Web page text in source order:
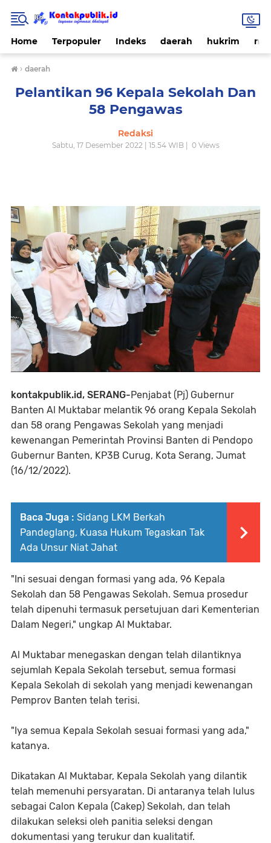
Home Terpopuler Indeks daerah hukrim
› daerah
Pelantikan 96 Kepala Sekolah Dan
58 Pengawas
Redaksi
Sabtu, 17 Desember 2022 | 15.54 WIB | 0Views
kontakpublik.id, SERANG-Penjabat (Pj) Gubernur
Banten Al Muktabar melantik 96 orang Kepala Sekolah
dan 58 orang Pengawas Sekolah yang menjadi
kewenangan Pemerintah Provinsi Banten di Pendopo
Gubernur Banten, KP3B Curug, Kota Serang, Jumat
(16/12/2022).
Baca Juga : Sidang LKM Berkah
Pandeglang, Kuasa Hukum Tegaskan Tak
Ada Unsur Niat Jahat
"Ini sesuai dengan formasi yang ada, 96 Kepala
Sekolah dan 58 Pengawas Sekolah. Semua prosedur
telah dipenuhi termasuk persetujuan dari Kementerian
Dalam Negeri," ungkap Al Muktabar.
Al Muktabar menegaskan dengan telah dilantiknya
sejumlah Kepala Sekolah tersebut, semua formasi
Kepala Sekolah di sekolah yang menjadi kewenangan
Pemprov Banten telah terisi.
"Iya semua Kepala Sekolah sesuai formasi yang ada,"
katanya.
Dikatakan Al Muktabar, Kepala Sekolah yang dilantik
telah memenuhi persyaratan. Di antaranya telah lulus
sebagai Calon Kepala (Cakep) Sekolah, dan telah
dilakukan seleksi oleh panitia seleksi dengan
dokumentasi yang terukur dan kualitatif.